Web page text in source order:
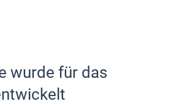
wurde für das